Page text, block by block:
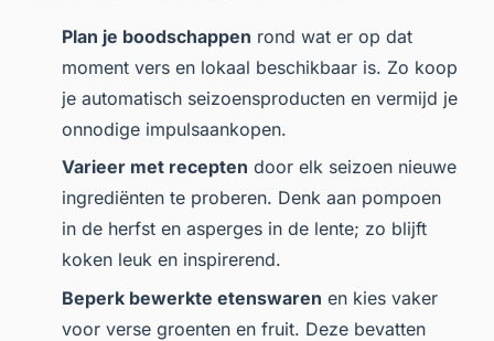
Plan je boodschappen rond wat er op dat
moment vers en lokaal beschikbaar is. Zo koop
je automatisch seizoensproducten en vermijd je
onnodige impulsaankopen.
Varieer met recepten door elk seizoen nieuwe
ingrediënten te proberen. Denk aan pompoen
in de herfst en asperges in de lente; zo blijft
koken leuk en inspirerend.
Beperk bewerkte etenswaren en kies vaker
voor verse groenten en fruit. Deze bevatten